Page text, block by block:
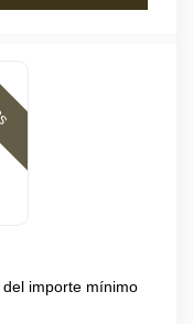
importe mínimo